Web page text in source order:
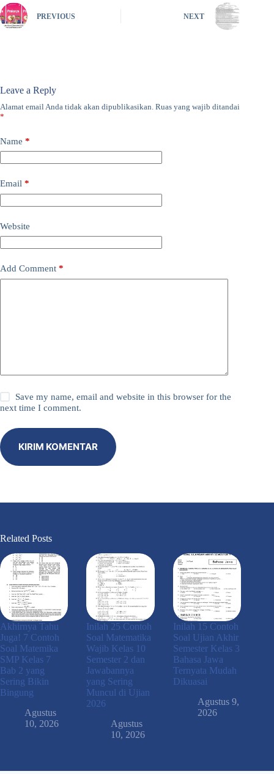
PREVIOUS NEXT
Leave a Reply
Alamat email Anda tidak akan dipublikasikan. Ruas yang wajib ditandai
*
Name *
Email *
Website
Add Comment *
Save my name, email and website in this browser for the
next time I comment.
KIRIM KOMENTAR
Related Posts
Akhirnya Tahu
Juga! 7 Contoh
Soal Matemika
SMP Kelas 7
Bab 2 yang
Sering Bikin
Bingung
Agustus
10, 2026
Inilah 25 Contoh
Soal Matematika
Wajib Kelas 10
Semester 2 dan
Jawabannya
yang Sering
Muncul di Ujian
2026
Agustus
10, 2026
Inilah 15 Contoh
Soal Ujian Akhir
Semester Kelas 3
Bahasa Jawa
Ternyata Mudah
Dikuasai
Agustus 9,
2026